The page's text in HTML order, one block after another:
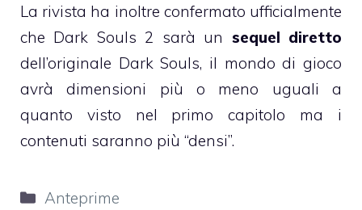
La rivista ha inoltre confermato ufficialmente
che Dark Souls 2 sarà un sequel diretto
dell’originale Dark Souls, il mondo di gioco
avrà dimensioni più o meno uguali a
quanto visto nel primo capitolo ma i
contenuti saranno più “densi”.
Categorie
Anteprime